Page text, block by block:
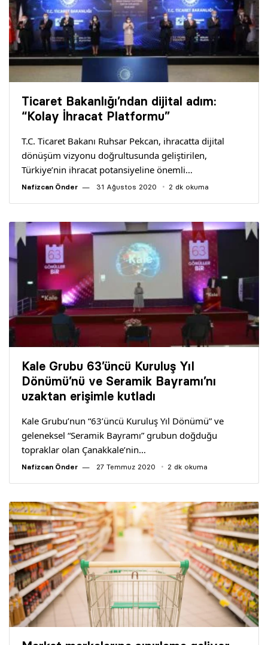
Ticaret Bakanlığı’ndan dijital adım:
“Kolay İhracat Platformu”
T.C. Ticaret Bakanı Ruhsar Pekcan, ihracatta dijital
dönüşüm vizyonu doğrultusunda geliştirilen,
Türkiye’nin ihracat potansiyeline önemli…
Nafizcan Önder 31 Ağustos 2020 2 dk okuma
Kale Grubu 63’üncü Kuruluş Yıl
Dönümü’nü ve Seramik Bayramı’nı
uzaktan erişimle kutladı
Kale Grubu’nun “63’üncü Kuruluş Yıl Dönümü” ve
geleneksel “Seramik Bayramı” grubun doğduğu
topraklar olan Çanakkale’nin…
Nafizcan Önder 27 Temmuz 2020 2 dk okuma